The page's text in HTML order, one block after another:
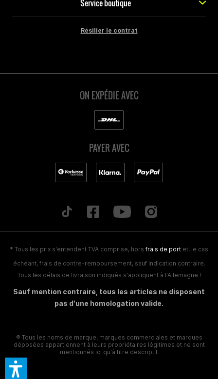
Service boutique
Résilier le contrat
ON EXPÉDIE AVEC
PAYER AVEC
* Tous les prix s'entendent TVA comprise, hors frais de port et, le cas
échéant, frais de contre-remboursement, sauf indication contraire.
Tous les délais de livraison indiqués s'appliquent à l'Allemagne !
Sauf mention contraire, tous les articles ne disposent
pas d'une homologation valide.
® Tous les noms de marque, marques commerciales et marques
déposées appartiennent à leurs propriétaires légitimes et ne sont
mentionnés ici qu'à titre descriptif.